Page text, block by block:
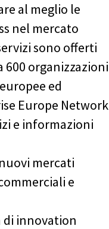
al meglio le
nel mercato
sono offerti
organizzazioni
ed
Europe Network
e informazioni
mercati
e
di innovation